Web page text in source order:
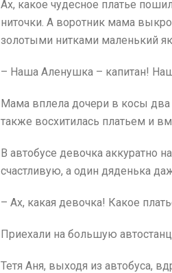
Ах, какое чудесное платье
ниточки. А воротник мама
золотыми нитками маленький
– Наша Аленушка – капитан!
Мама вплела дочери в косы два
также восхитилась платьем и
В автобусе девочка аккуратно
счастливую, а один дяденька
– Ах, какая девочка! Какое
Приехали на большую
Тетя Аня, выходя из автобуса,